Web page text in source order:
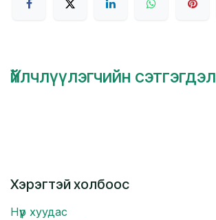
Үйлчлүүлэгчийн сэтгэгдэл
Хэрэгтэй холбоос
Нүүр хуудас